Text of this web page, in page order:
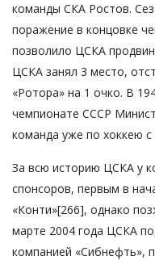
команды СКА Ростов.
поражение в концовке
позволило ЦСКА
ЦСКА занял 3 место,
«Ротора» на 1 очко. В
чемпионате СССР
команда уже по хоккею
За всю историю ЦСКА у
спонсоров, первым в
«Конти»[266], однако
марте 2004 года ЦСКА
компанией «Сибнефть»,